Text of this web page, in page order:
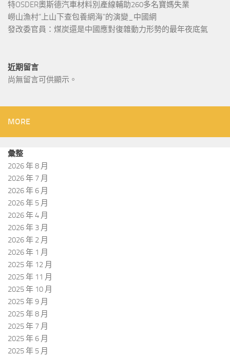
特OSDER奧斯德汽車材料別產線輔助260多名寶媽失業
嶗山漁村“上山下查包養網海”的演變_中國網
發改委官員：煤炭還是中國應對復雜動力形勢的最年夜底氣
近期留言
尚無留言可供顯示。
MORE
彙整
2026 年 8 月
2026 年 7 月
2026 年 6 月
2026 年 5 月
2026 年 4 月
2026 年 3 月
2026 年 2 月
2026 年 1 月
2025 年 12 月
2025 年 11 月
2025 年 10 月
2025 年 9 月
2025 年 8 月
2025 年 7 月
2025 年 6 月
2025 年 5 月